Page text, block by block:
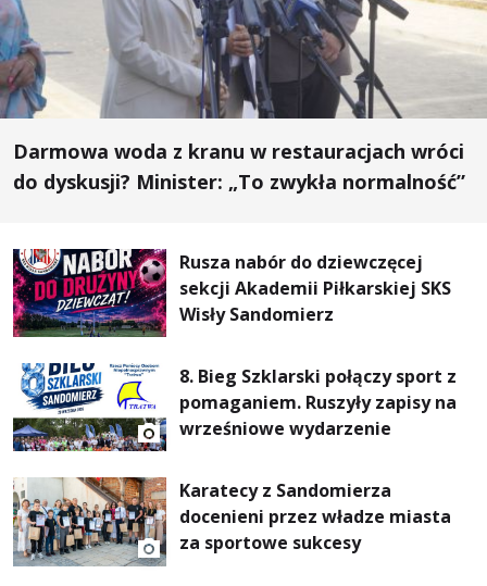
Darmowa woda z kranu w restauracjach wróci
do dyskusji? Minister: „To zwykła normalność”
Rusza nabór do dziewczęcej
sekcji Akademii Piłkarskiej SKS
Wisły Sandomierz
8. Bieg Szklarski połączy sport z
pomaganiem. Ruszyły zapisy na
wrześniowe wydarzenie
Karatecy z Sandomierza
docenieni przez władze miasta
za sportowe sukcesy